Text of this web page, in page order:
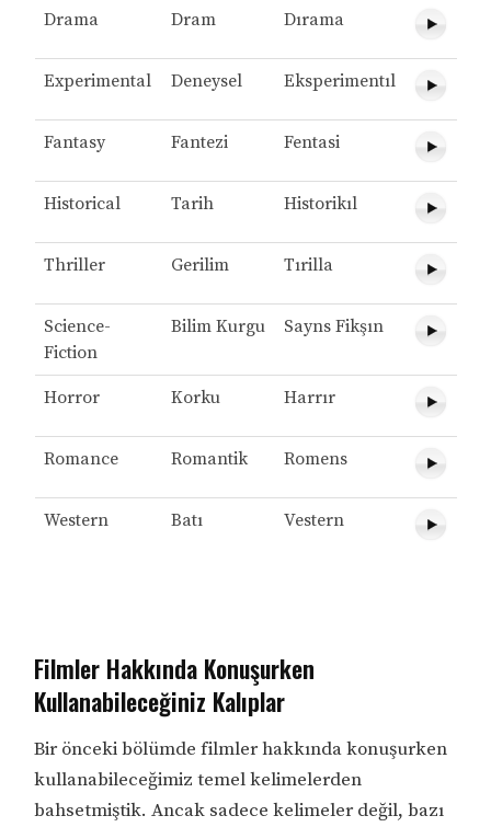
Drama Dram Dırama
Experimental Deneysel Eksperimentıl
Fantasy Fantezi Fentasi
Historical Tarih Historikıl
Thriller Gerilim Tırilla
Science-
Fiction
Bilim Kurgu Sayns Fikşın
Horror Korku Harrır
Romance Romantik Romens
Western Batı Vestern
Filmler Hakkında Konuşurken
Kullanabileceğiniz Kalıplar
Bir önceki bölümde filmler hakkında konuşurken
kullanabileceğimiz temel kelimelerden
bahsetmiştik. Ancak sadece kelimeler değil, bazı